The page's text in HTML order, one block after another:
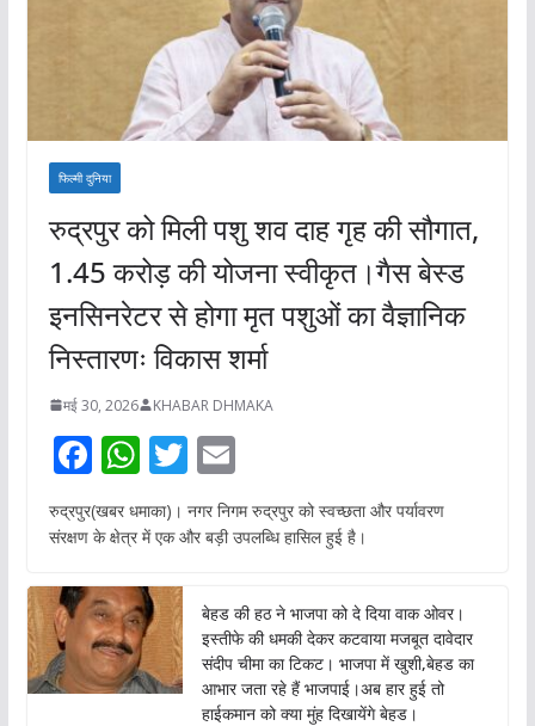
फिल्मी दुनिया
रुद्रपुर को मिली पशु शव दाह गृह की सौगात,
1.45 करोड़ की योजना स्वीकृत।गैस बेस्ड
इनसिनरेटर से होगा मृत पशुओं का वैज्ञानिक
निस्तारणः विकास शर्मा
मई 30, 2026 KHABAR DHMAKA
F
ac
e
o
o
k
W
h
at
A
p
p
T
w
itt
E
m
ai
रुद्रपुर(खबर धमाका)। नगर निगम रुद्रपुर को स्वच्छता और पर्यावरण
संरक्षण के क्षेत्र में एक और बड़ी उपलब्धि हासिल हुई है।
बेहड की हठ ने भाजपा को दे दिया वाक ओवर।
इस्तीफे की धमकी देकर कटवाया मजबूत दावेदार
संदीप चीमा का टिकट। भाजपा में खुशी,बेहड का
आभार जता रहे हैं भाजपाई।अब हार हुई तो
हाईकमान को क्या मुंह दिखायेंगे बेहड।